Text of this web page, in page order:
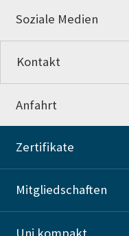
Soziale Medien
Kontakt
Anfahrt
Zertifikate
Mitgliedschaften
Uni kompakt